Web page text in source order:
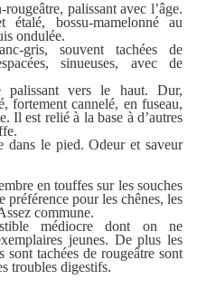
palissant avec l’âge.
étalé, bossu-mamelonné au
ondulée.
gris, souvent tachées de
sinueuses, avec de
vers le haut. Dur,
fortement cannelé, en fuseau,
Il est relié à la base à d’autres
dans le pied. Odeur et saveur
en touffes sur les souches
pour les chênes, les
commune.
médiocre dont on ne
jeunes. De plus les
sont tachées de rougeâtre sont
troubles digestifs.